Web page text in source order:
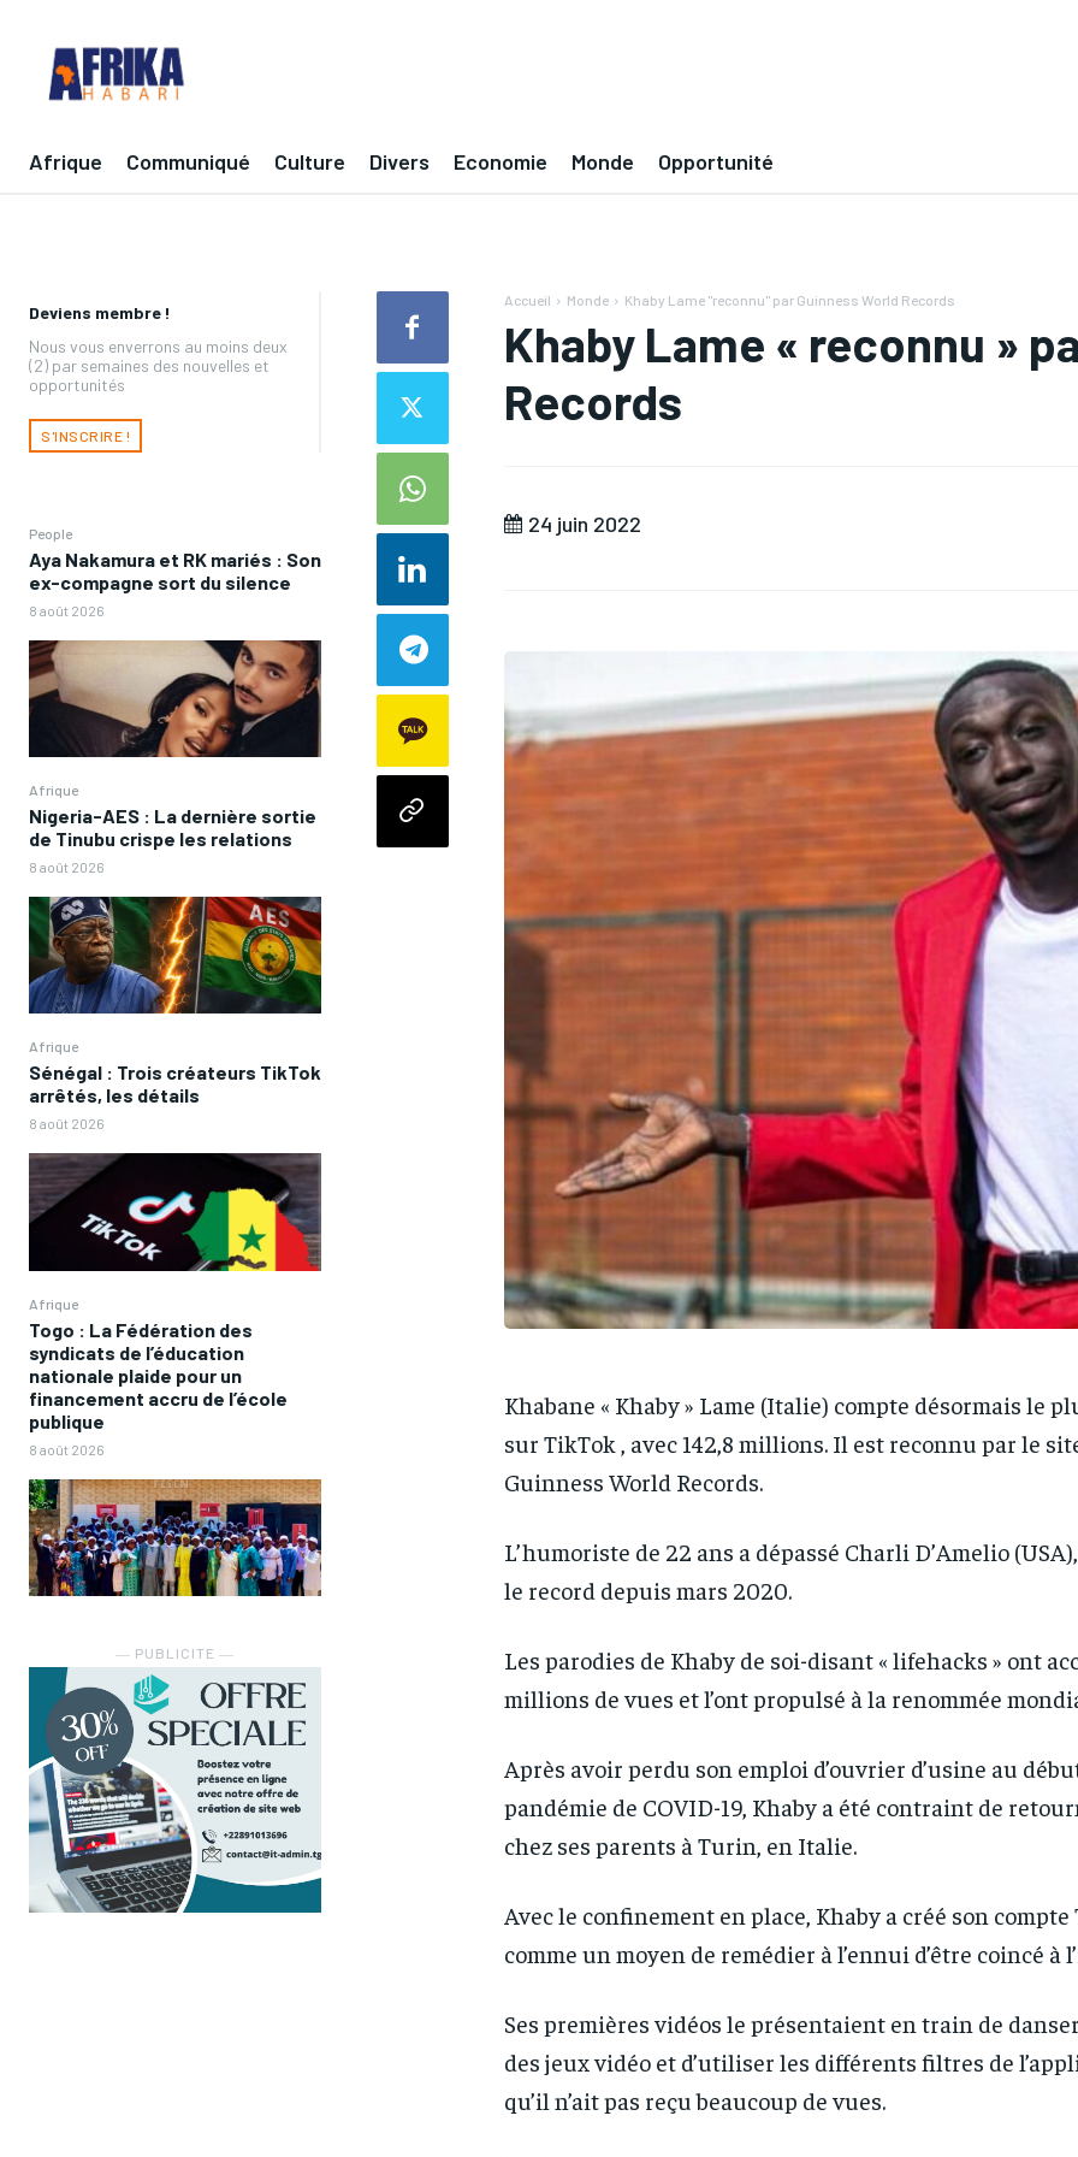
RECOMMENDED
1-YEAR
By
RECOMMENDED
1-YEAR
By
Afrique Communiqué Culture Divers Economie Monde Opportunité
Deviens membre !
Nous vous enverrons au moins deux
(2) par semaines des nouvelles et
opportunités
S'INSCRIRE !
People
Aya Nakamura et RK mariés : Son
ex-compagne sort du silence
8 août 2026
Afrique
Nigeria-AES : La dernière sortie
de Tinubu crispe les relations
8 août 2026
Afrique
Sénégal : Trois créateurs TikTok
arrêtés, les détails
8 août 2026
Afrique
Togo : La Fédération des
syndicats de l’éducation
nationale plaide pour un
financement accru de l’école
publique
8 août 2026
― PUBLICITE ―
Accueil Monde Khaby Lame "reconnu" par Guinness World Records
Khaby Lame « reconnu »
Records
24 juin 2022
Khabane « Khaby » Lame (Italie) compte désormais le
sur TikTok , avec 142,8 millions. Il est reconnu par le
Guinness World Records.
L’humoriste de 22 ans a dépassé Charli D’Amelio
le record depuis mars 2020.
Les parodies de Khaby de soi-disant « lifehacks » ont
millions de vues et l’ont propulsé à la renommée
Après avoir perdu son emploi d’ouvrier d’usine au
pandémie de COVID-19, Khaby a été contraint de
chez ses parents à Turin, en Italie.
Avec le confinement en place, Khaby a créé son compte
comme un moyen de remédier à l’ennui d’être coincé à
Ses premières vidéos le présentaient en train de
des jeux vidéo et d’utiliser les différents filtres de
qu’il n’ait pas reçu beaucoup de vues.